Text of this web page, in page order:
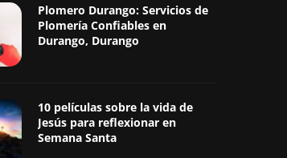
Plomero Durango: Servicios de
Plomería Confiables en
Durango, Durango
10 películas sobre la vida de
Jesús para reflexionar en
Semana Santa